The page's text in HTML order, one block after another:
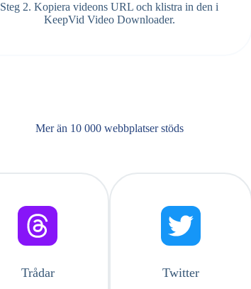
Steg 2. Kopiera videons URL och klistra in den i
KeepVid Video Downloader.
Mer än 10 000 webbplatser stöds
Trådar Twitter